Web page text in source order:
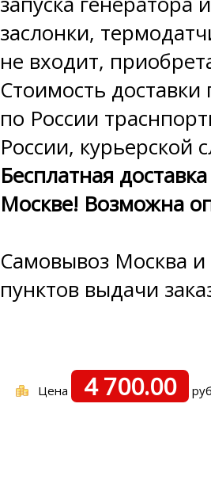
заслонки,
не входит,
Стоимость
по России
России, курьерской
Бесплатная
Москве! Возможна
Самовывоз Москва и
пунктов выдачи
Цена 4 700.00